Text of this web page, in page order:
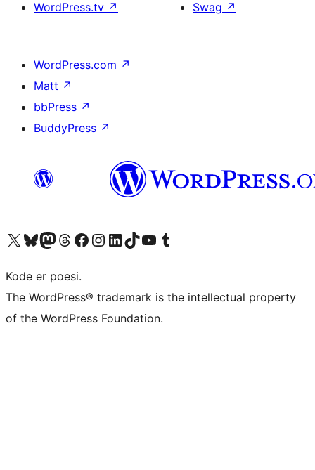
WordPress.tv ↗
Swag ↗
WordPress.com ↗
Matt ↗
bbPress ↗
BuddyPress ↗
Besøg vores X (tidligere Twitter) konto
Besøg vores Bluesky-konto
Besøg vores Mastodon konto
Besøg vores Threads-konto
Besøg vores Facebook sideBesøg vores Instagram konto
Besøg vores LinkedIn konto
Besøg vores TikTok-konto
Besøg vores YouTube-kanalBesøg vores Tumblr-konto
Kode er poesi.
The WordPress® trademark is the intellectual property
of the WordPress Foundation.